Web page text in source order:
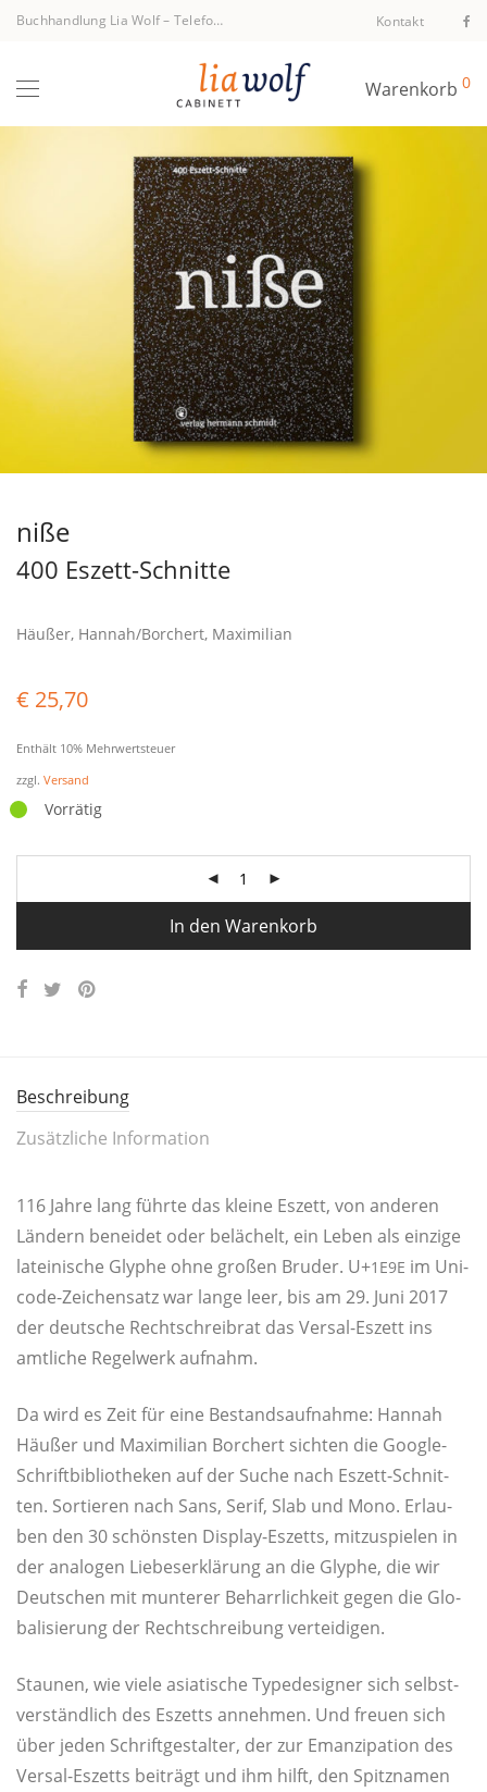
Buchhandlung Lia Wolf– Telefon +43 1 512 40 94 Kontakt
Warenkorb 0
niße
400 Eszett-Schnitte
Häußer, Hannah/Borchert, Maximilian
€ 25,70
Enthält 10% Mehrwertsteuer
zzgl. Versand
Vorrätig
In den Warenkorb
Beschreibung
Zusätzliche Information
116 Jah­re lang führ­te das klei­ne Eszett, von ande­ren
Län­dern benei­det oder belä­chelt, ein Leben als ein­zi­ge
latei­ni­sche Gly­phe ohne gro­ßen Bru­der. U+1E9E im Uni­
code-Zei­chen­satz war lan­ge leer, bis am 29. Juni 2017
der deut­sche Recht­schreib­rat das Ver­sal-Eszett ins
amt­li­che Regel­werk aufnahm.
Da wird es Zeit für eine Bestands­auf­nah­me: Han­nah
Häu­ßer und Maxi­mi­li­an Bor­chert sich­ten die Goog­le-
Schrift­bi­blio­the­ken auf der Suche nach Eszett-Schnit­
ten. Sor­tie­ren nach Sans, Serif, Slab und Mono. Erlau­
ben den 30 schöns­ten Dis­play-Eszetts, mit­zu­spie­len in
der ana­lo­gen Lie­bes­er­klä­rung an die Gly­phe, die wir
Deut­schen mit mun­te­rer Beharr­lich­keit gegen die Glo­
ba­li­sie­rung der Recht­schrei­bung verteidigen.
Stau­nen, wie vie­le asia­ti­sche Typede­si­gner sich selbst­
ver­ständ­lich des Eszetts anneh­men. Und freu­en sich
über jeden Schrift­ge­stal­ter, der zur Eman­zi­pa­ti­on des
Ver­sal-Eszetts bei­trägt und ihm hilft, den Spitz­na­men